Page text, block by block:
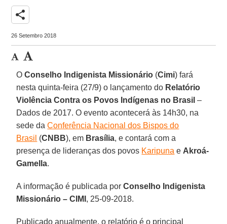
share
26 Setembro 2018
OConselho Indigenista Missionário (Cimi) fará
nesta quinta-feira (27/9) o lançamento do Relatório
Violência Contra os Povos Indígenas no Brasil –
Dados de 2017. O evento acontecerá às 14h30, na
sede daConferência Nacional dos Bispos do
Brasil (CNBB), em Brasília, e contará com a
presença de lideranças dos povos Karipuna e Akroá-
Gamella.
A informação é publicada porConselho Indigenista
Missionário – CIMI , 25-09-2018.
Publicado anualmente, o relatório é o principal